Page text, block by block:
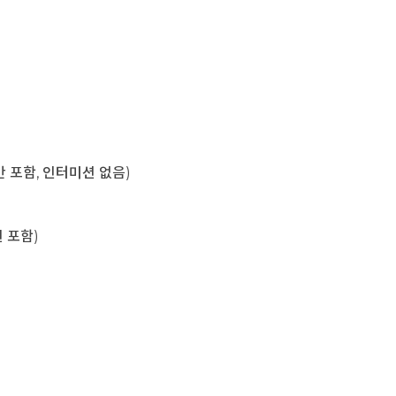
함, 인터미션 없음)
포함)